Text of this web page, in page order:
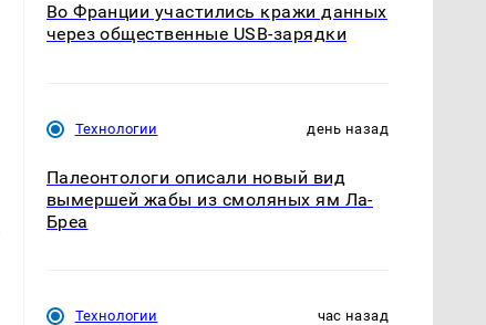
Во Франции участились кражи данных
через общественные USB-зарядки
Технологии день назад
Палеонтологи описали новый вид
вымершей жабы из смоляных ям Ла-
Бреа
Технологии час назад